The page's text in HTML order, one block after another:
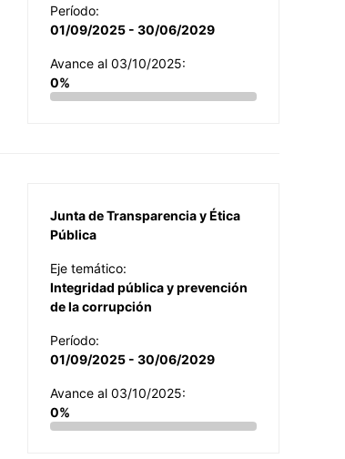
Período:
01/09/2025 - 30/06/2029
Avance al 03/10/2025:
0%
Junta de Transparencia y Ética
Pública
Eje temático:
Integridad pública y prevención
de la corrupción
Período:
01/09/2025 - 30/06/2029
Avance al 03/10/2025:
0%